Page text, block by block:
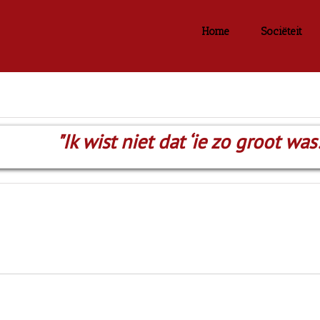
Home Sociëteit
"Ik wist niet dat ‘ie zo groot